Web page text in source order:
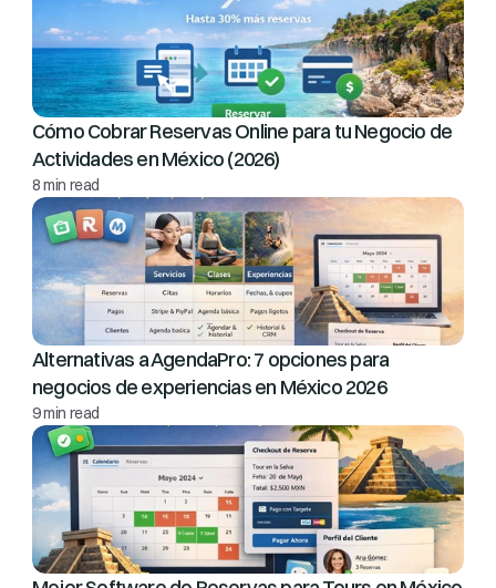
Cómo Cobrar Reservas Online para tu Negocio de
Actividades en México (2026)
8 min read
Alternativas a AgendaPro: 7 opciones para
negocios de experiencias en México 2026
9 min read